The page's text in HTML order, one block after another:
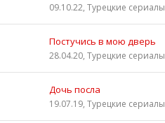
09.10.22, Турецкие сериалы
Постучись в мою дверь
28.04.20, Турецкие сериалы
Дочь посла
19.07.19, Турецкие сериалы